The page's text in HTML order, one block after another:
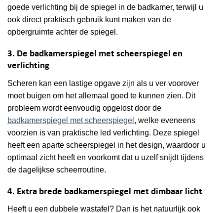
goede verlichting bij de spiegel in de badkamer, terwijl u
ook direct praktisch gebruik kunt maken van de
opbergruimte achter de spiegel.
3. De badkamerspiegel met scheerspiegel en
verlichting
Scheren kan een lastige opgave zijn als u ver voorover
moet buigen om het allemaal goed te kunnen zien. Dit
probleem wordt eenvoudig opgelost door de
badkamerspiegel met scheerspiegel , welke eveneens
voorzien is van praktische led verlichting. Deze spiegel
heeft een aparte scheerspiegel in het design, waardoor u
optimaal zicht heeft en voorkomt dat u uzelf snijdt tijdens
de dagelijkse scheerroutine.
4. Extra brede badkamerspiegel met dimbaar licht
Heeft u een dubbele wastafel? Dan is het natuurlijk ook